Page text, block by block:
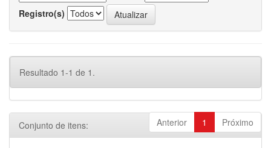
Registro(s)
Resultado 1-1 de 1.
Anterior 1 Próximo
Conjunto de itens: